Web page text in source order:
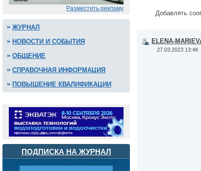
Разместить рекламу
ЖУРНАЛ
НОВОСТИ И СОБЫТИЯ
ОБЩЕНИЕ
СПРАВОЧНАЯ ИНФОРМАЦИЯ
ПОВЫШЕНИЕ КВАЛИФИКАЦИИ
ПОДПИСКА НА ЖУРНАЛ
Добавлять
ELENA-
27.03.2023 13:48